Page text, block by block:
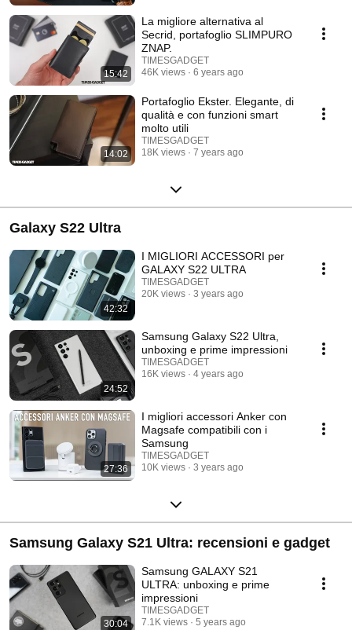
15:42
La migliore alternativa al
Secrid, portafoglio SLIMPURO
ZNAP.
TIMESGADGET
46K views
6 years ago
14:02
Portafoglio Ekster. Elegante, di
qualità e con funzioni smart
molto utili
TIMESGADGET
18K views
7 years ago
Galaxy S22 Ultra
42:32
I MIGLIORI ACCESSORI per
GALAXY S22 ULTRA
TIMESGADGET
20K views
3 years ago
24:52
Samsung Galaxy S22 Ultra,
unboxing e prime impressioni
TIMESGADGET
16K views
4 years ago
27:36
I migliori accessori Anker con
Magsafe compatibili con i
Samsung
TIMESGADGET
10K views
3 years ago
Samsung Galaxy S21 Ultra: recensioni e gadget
30:04
Samsung GALAXY S21
ULTRA: unboxing e prime
impressioni
TIMESGADGET
7.1K views
5 years ago